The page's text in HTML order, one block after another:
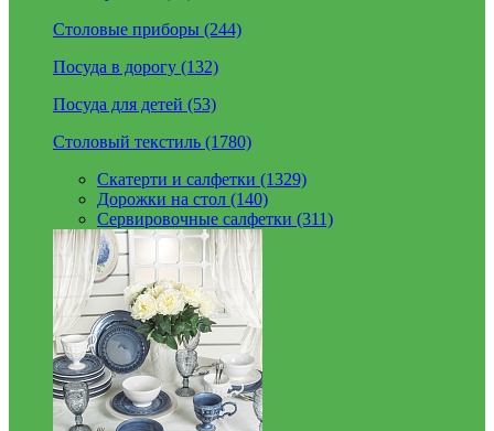
Столовые приборы (244)
Посуда в дорогу (132)
Посуда для детей (53)
Столовый текстиль (1780)
Скатерти и салфетки (1329)
Дорожки на стол (140)
Сервировочные салфетки (311)